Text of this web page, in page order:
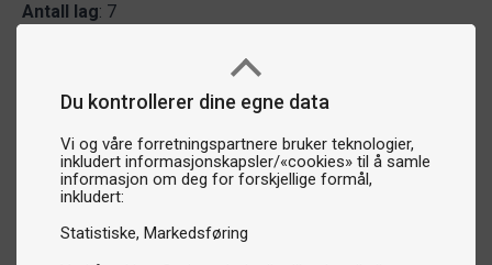
Du kontrollerer dine egne data
Vi og våre forretningspartnere bruker teknologier,
inkludert informasjonskapsler/«cookies» til å samle
informasjon om deg for forskjellige formål,
inkludert:
Statistiske Markedsføring
Antall lag: 7